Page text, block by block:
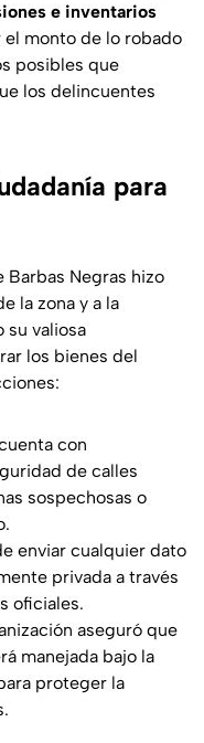
e inventarios
el monto de lo robado
posibles que
los delincuentes
para
Negras hizo
la zona y a la
su valiosa
los bienes del
con
de calles
sospechosas o
enviar cualquier dato
privada a través
oficiales.
aseguró que
manejada bajo la
proteger la